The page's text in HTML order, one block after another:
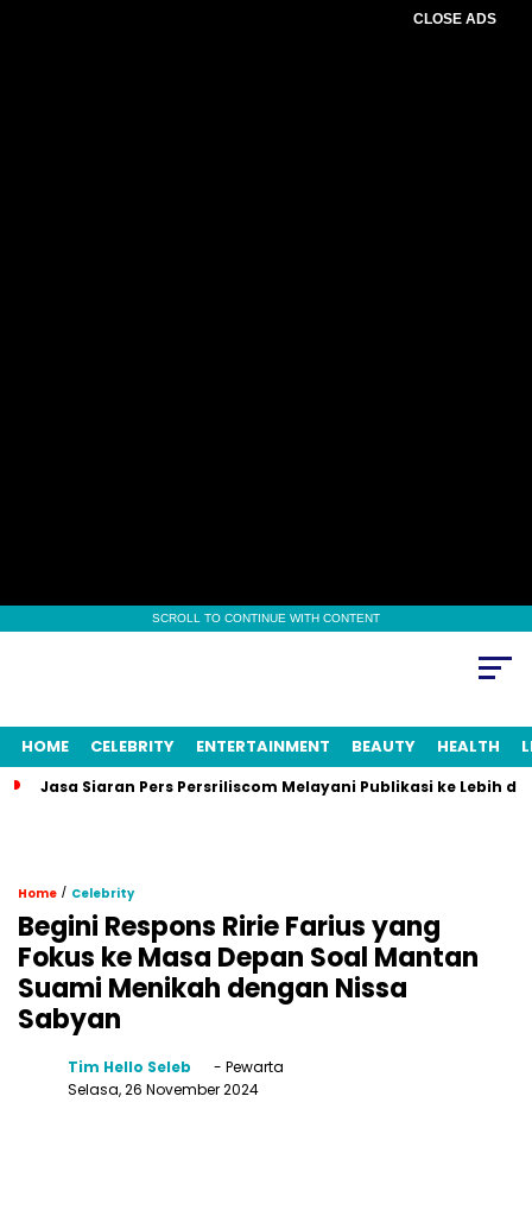
CLOSE ADS
SCROLL TO CONTINUE WITH CONTENT
HOME CELEBRITY ENTERTAINMENT BEAUTY HEALTH
Jasa Siaran Pers Persriliscom Melayani Publikasi ke Lebih
Home / Celebrity
Begini Respons Ririe Farius yang
Fokus ke Masa Depan Soal Mantan
Suami Menikah dengan Nissa
Sabyan
Tim Hello Seleb
- Pewarta
Selasa, 26 November 2024